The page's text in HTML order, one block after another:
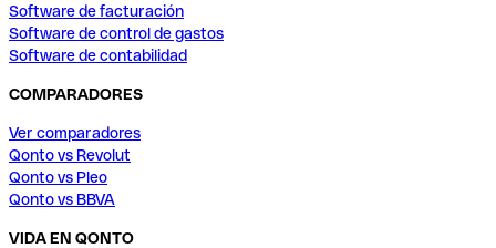
Software de facturación
Software de control de gastos
Software de contabilidad
COMPARADORES
Ver comparadores
Qonto vs Revolut
Qonto vs Pleo
Qonto vs BBVA
VIDA EN QONTO